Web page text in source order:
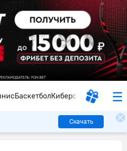
БаскетболКиберспорт
Скачать